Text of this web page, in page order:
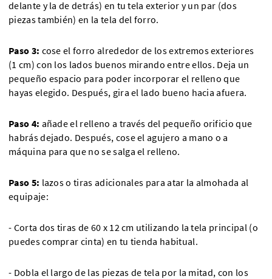
delante y la de detrás) en tu tela exterior y un par (dos
piezas también) en la tela del forro.
Paso 3: cose el forro alrededor de los extremos exteriores
(1 cm) con los lados buenos mirando entre ellos. Deja un
pequeño espacio para poder incorporar el relleno que
hayas elegido. Después, gira el lado bueno hacia afuera.
Paso 4: añade el relleno a través del pequeño orificio que
habrás dejado. Después, cose el agujero a mano o a
máquina para que no se salga el relleno.
Paso 5: lazos o tiras adicionales para atar la almohada al
equipaje:
- Corta dos tiras de 60 x 12 cm utilizando la tela principal (o
puedes comprar cinta) en tu tienda habitual.
- Dobla el largo de las piezas de tela por la mitad, con los